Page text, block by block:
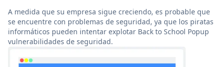
A medida que su empresa sigue creciendo, es probable que
se encuentre con problemas de seguridad, ya que los piratas
informáticos pueden intentar explotar Back to School Popup
vulnerabilidades de seguridad.